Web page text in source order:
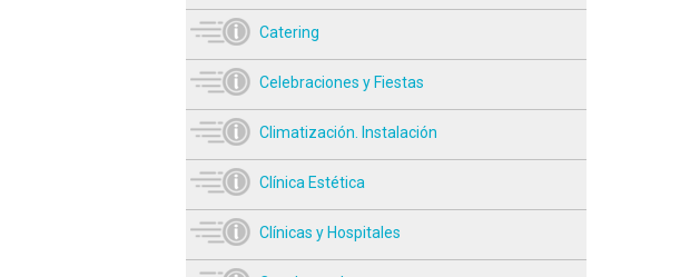
Catering
Celebraciones y Fiestas
Climatización. Instalación
Clínica Estética
Clínicas y Hospitales